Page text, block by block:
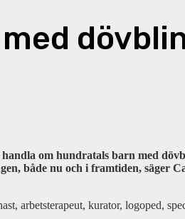
om hundratals barn med
både nu och i framtiden, säger
arbetsterapeut, kurator, logoped,